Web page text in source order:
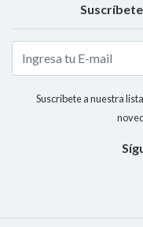
Suscríbete a nuestra